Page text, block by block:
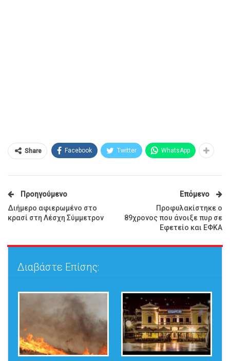
Share Facebook Twitter WhatsApp
Προηγούμενο
Διήμερο αφιερωμένο στο
κρασί στη Λέσχη Σύμμετρον
Επόμενο
Προφυλακίστηκε ο
89χρονος που άνοιξε πυρ σε
Εφετείο και ΕΦΚΑ
Διαβάστε Επίσης: